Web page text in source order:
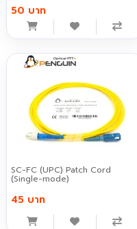
50 บาท
SC-FC (UPC) Patch Cord
(Single-mode)
45 บาท